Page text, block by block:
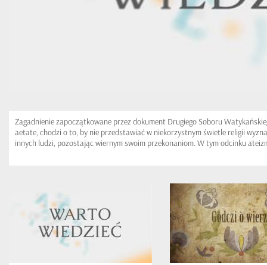
Zagadnienie zapoczątkowane przez dokument Drugiego Soboru
aetate, chodzi o to, by nie przedstawiać w niekorzystnym świetle religii
innych ludzi, pozostając wiernym swoim przekonaniom. W tym odcinku